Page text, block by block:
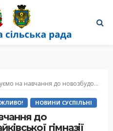
до новозбудованої Чайківської гімназії (триває попередній запис дітей)
НОВИНИ СУСПІЛЬНІ
до
гімназії